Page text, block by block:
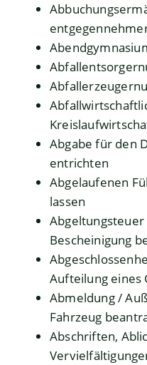
Abgabe für den
entrichten
Abgelaufenen
lassen
Bescheinigung
Aufteilung eines
Abmeldung /
Fahrzeug
Abschriften,